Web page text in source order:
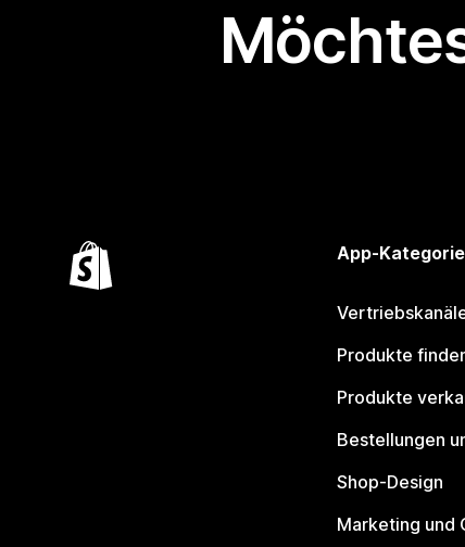
App-
Produkte
Produkte
Bestellungen
Shop-Design
Marketing und